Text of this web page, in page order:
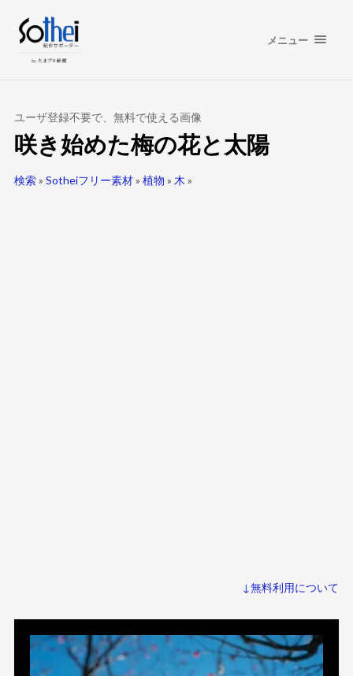
メニュー
ユーザ登録不要で、無料で使える画像
咲き始めた梅の花と太陽
検索» Sotheiフリー素材» 植物 » 木 »
↓無料利用について